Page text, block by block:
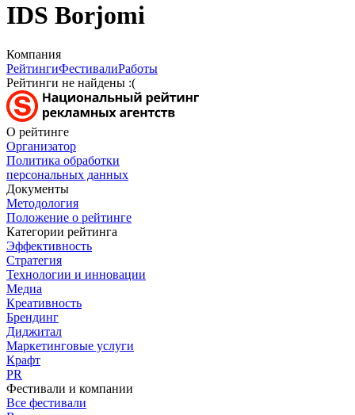
IDS Borjomi
Компания
РейтингиФестивалиРаботы
Рейтинги не найдены :(
О рейтинге
Организатор
Политика обработки
персональных данных
Документы
Методология
Положение о рейтинге
Категории рейтинга
Эффективность
Стратегия
Технологии и инновации
Медиа
Креативность
Брендинг
Диджитал
Маркетинговые услуги
Крафт
PR
Фестивали и компании
Все фестивали